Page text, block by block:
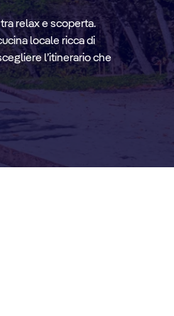
relax e scoperta.
locale ricca di
l’itinerario che